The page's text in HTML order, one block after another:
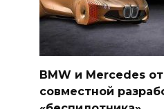
BMW и Mercedes
совместной